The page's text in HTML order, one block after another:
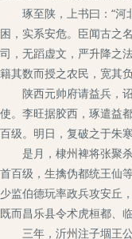
琢至陕，上书曰：“河
困，实系安危。臣闻古之
司，无蹈虚文，严升降之
籍其数而授之农民，宽其
陕西元帅府请益兵，诏
使。李旺据胶西，琢遣益
百级。明日，复破之于朱
是月，棣州裨将张聚杀
首百级，生擒伪都统王仙
少监伯德玩率政兵攻安丘
既而昌乐县令术虎桓都、
三年，沂州注子堌王公